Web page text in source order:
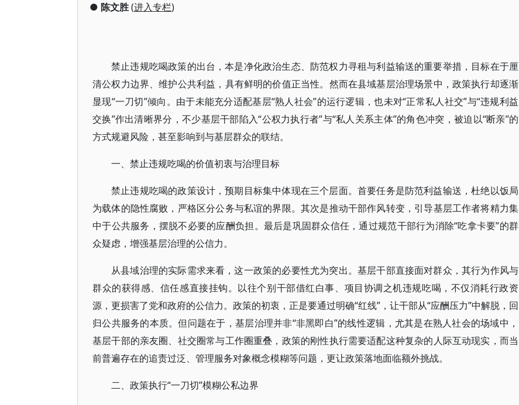
● 陈文胜(进入专栏)
禁止违规吃喝政策的出台，本是净化政治生态、防范权力寻租与利益输送的重要举措，目标在于厘
清公权力边界、维护公共利益，具有鲜明的价值正当性。然而在县域基层治理场景中，政策执行却逐渐
显现“一刀切”倾向。由于未能充分适配基层“熟人社会”的运行逻辑，也未对“正常私人社交”与“违规利益
交换”作出清晰界分，不少基层干部陷入“公权力执行者”与“私人关系主体”的角色冲突，被迫以“断亲”的
方式规避风险，甚至影响到与基层群众的联结。
一、禁止违规吃喝的价值初衷与治理目标
禁止违规吃喝的政策设计，预期目标集中体现在三个层面。首要任务是防范利益输送，杜绝以饭局
为载体的隐性腐败，严格区分公务与私谊的界限。其次是推动干部作风转变，引导基层工作者将精力集
中于公共服务，摆脱不必要的应酬负担。最后是巩固群众信任，通过规范干部行为消除“吃拿卡要”的群
众疑虑，增强基层治理的公信力。
从县域治理的实际需求来看，这一政策的必要性尤为突出。基层干部直接面对群众，其行为作风与
群众的获得感、信任感直接挂钩。以往个别干部借红白事、项目协调之机违规吃喝，不仅消耗行政资
源，更损害了党和政府的公信力。政策的初衷，正是要通过明确“红线”，让干部从“应酬压力”中解脱，回
归公共服务的本质。但问题在于，基层治理并非“非黑即白”的线性逻辑，尤其是在熟人社会的场域中，
基层干部的亲友圈、社交圈常与工作圈重叠，政策的刚性执行需要适配这种复杂的人际互动现实，而当
前普遍存在的追责过泛、管理服务对象概念模糊等问题，更让政策落地面临额外挑战。
二、政策执行“一刀切”模糊公私边界